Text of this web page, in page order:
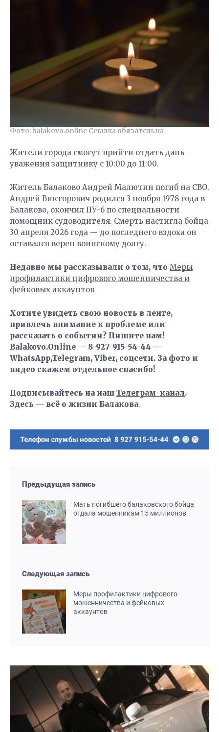
Фото: balakovo.online Ссылка обязательна
Жители города смогут прийти отдать дань
уважения защитнику с 10:00 до 11:00.
Житель Балаково Андрей Малютин погиб на СВО.
Андрей Викторович родился 3 ноября 1978 года в
Балаково, окончил ПУ-6 по специальности
помощник судоводителя. Смерть настигла бойца
30 апреля 2026 года — до последнего вздоха он
оставался верен воинскому долгу.
Недавно мы рассказывали о том, что Меры
профилактики цифрового мошенничества и
фейковых аккаунтов
Хотите увидеть свою новость в ленте,
привлечь внимание к проблеме или
рассказать о событии? Пишите нам!
Balakovo.Online — 8-927-915-54-44 —
WhatsApp,Telegram, Viber, соцсети. За фото и
видео скажем отдельное спасибо!
Подписывайтесь на наш Телеграм-канал.
Здесь — всё о жизни Балакова.
Предыдущая запись
Мать погибшего балаковского бойца
отдала мошенникам 15 миллионов
Следующая запись
Меры профилактики цифрового
мошенничества и фейковых
аккаунтов